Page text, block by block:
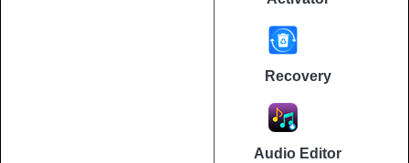
Recovery
Audio Editor